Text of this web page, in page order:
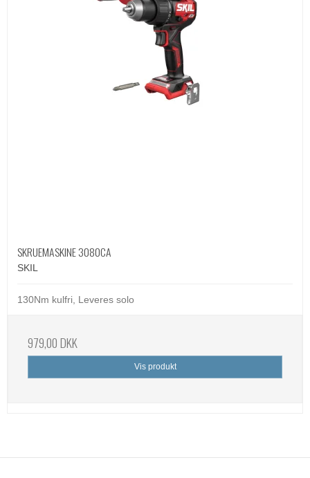
SKRUEMASKINE 3080CA
SKIL
130Nm kulfri, Leveres solo
979,00 DKK
Vis produkt